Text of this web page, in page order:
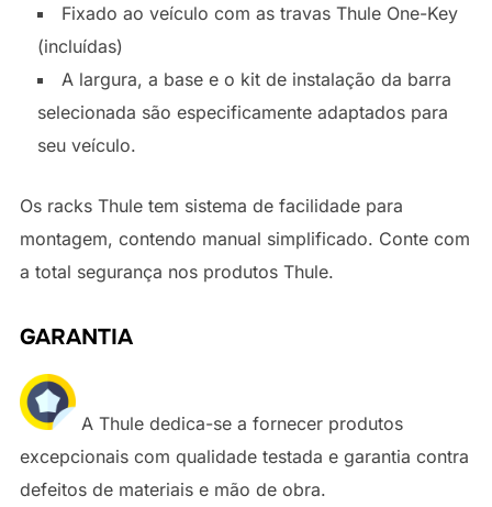
Fixado ao veículo com as travas Thule One-Key
(incluídas)
A largura, a base e o kit de instalação da barra
selecionada são especificamente adaptados para
seu veículo.
Os racks Thule tem sistema de facilidade para
montagem, contendo manual simplificado. Conte com
a total segurança nos produtos Thule.
GARANTIA
A Thule dedica-se a fornecer produtos
excepcionais com qualidade testada e garantia contra
defeitos de materiais e mão de obra.